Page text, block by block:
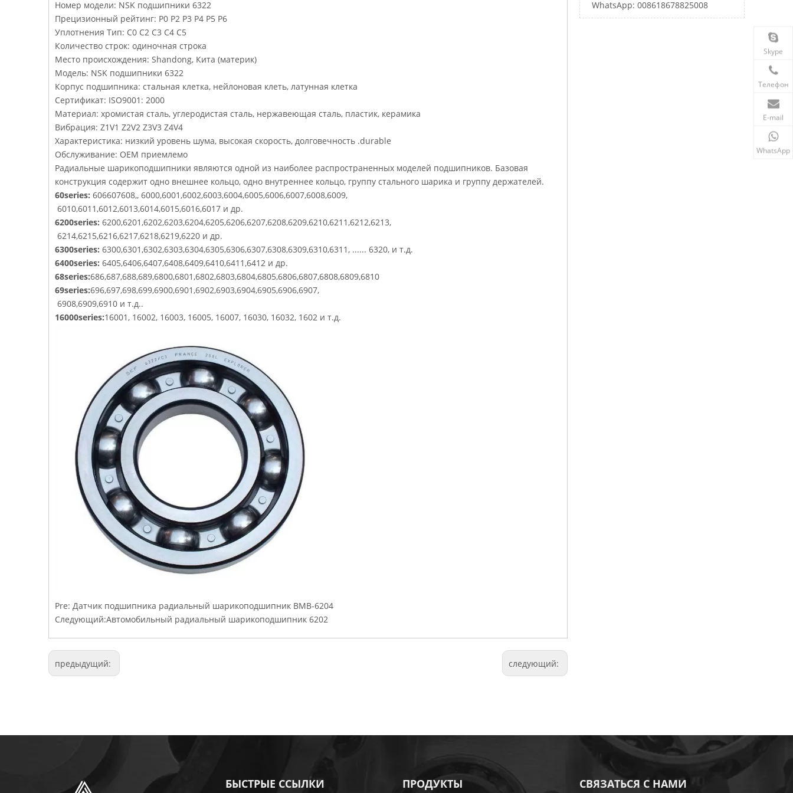
Номер модели: NSK подшипники 6322
Прецизионный рейтинг: P0 P2 P3 P4 P5 P6
Уплотнения Тип: C0 C2 C3 C4 C5
Количество строк: одиночная строка
Место происхождения: Shandong, Кита (материк)
Модель: NSK подшипники 6322
Корпус подшипника: стальная клетка, нейлоновая клеть, латунная клетка
Сертификат: ISO9001: 2000
Материал: хромистая сталь, углеродистая сталь, нержавеющая сталь, пластик, керамика
Вибрация: Z1V1 Z2V2 Z3V3 Z4V4
Характеристика: низкий уровень шума, высокая скорость, долговечность .durable
Обслуживание: OEM приемлемо
Радиальные шарикоподшипники являются одной из наиболее распространенных моделей подшипников. Базовая
конструкция содержит одно внешнее кольцо, одно внутреннее кольцо, группу стального шарика и группу держателей.
60series: 606607608,, 6000,6001,6002,6003,6004,6005,6006,6007,6008,6009,
6010,6011,6012,6013,6014,6015,6016,6017 и др.
6200series: 6200,6201,6202,6203,6204,6205,6206,6207,6208,6209,6210,6211,6212,6213,
6214,6215,6216,6217,6218,6219,6220 и др.
6300series: 6300,6301,6302,6303,6304,6305,6306,6307,6308,6309,6310,6311, ...... 6320, и т.д.
6400series: 6405,6406,6407,6408,6409,6410,6411,6412 и др.
68series:686,687,688,689,6800,6801,6802,6803,6804,6805,6806,6807,6808,6809,6810
69series:696,697,698,699,6900,6901,6902,6903,6904,6905,6906,6907,
6908,6909,6910 и т.д..
16000series:16001, 16002, 16003, 16005, 16007, 16030, 16032, 1602 и т.д.
Pre: Датчик подшипника радиальный шарикоподшипник BMB-6204
Следующий:Автомобильный радиальный шарикоподшипник 6202
предыдущий: следующий:
WhatsApp: 008618678825008
БЫСТРЫЕ ССЫЛКИ ПРОДУКТЫ СВЯЗАТЬСЯ С НАМИ
Skype
Телефон
E-mail
WhatsApp